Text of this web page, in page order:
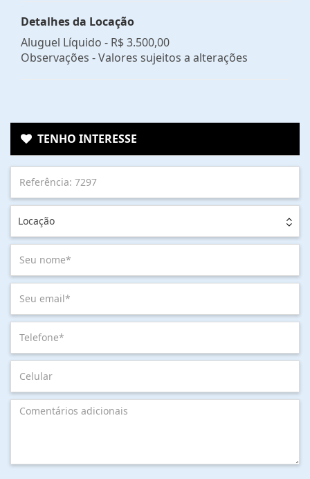
Detalhes da Locação
Aluguel Líquido - R$ 3.500,00
Observações - Valores sujeitos a alterações
TENHO INTERESSE
Locação